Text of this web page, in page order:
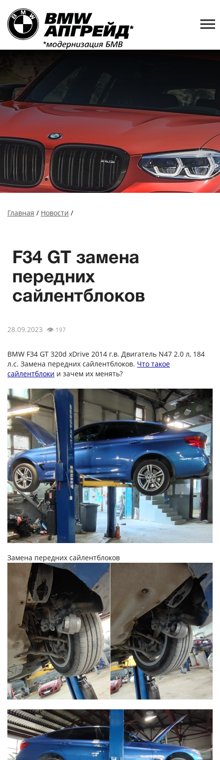
Главная / Новости /
F34 GT замена
передних
сайлентблоков
28.09.2023 👁 197
BMW F34 GT 320d xDrive 2014 г.в. Двигатель N47 2.0 л, 184
л.с. Замена передних сайлентблоков. Что такое
сайлентблоки и зачем их менять?
Замена передних сайлентблоков